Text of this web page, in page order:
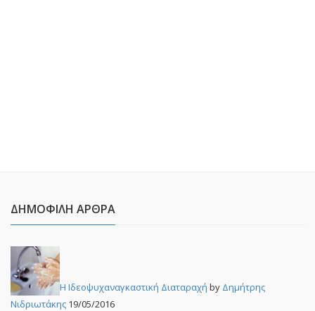
ΔΗΜΟΦΙΛΉ ΆΡΘΡΑ
Η Ιδεοψυχαναγκαστική Διαταραχή by Δημήτρης
Νιδριωτάκης 19/05/2016